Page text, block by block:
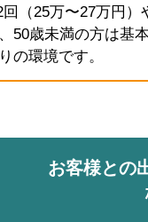
回（25万〜27万円
50歳未満の方は基
の環境です。
お客様との